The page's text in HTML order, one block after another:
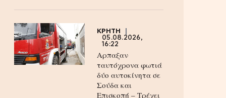
ΚΡΗΤΗ
05.08.2026,
16:22
Αρπαξαν
ταυτόχρονα φωτιά
δύο αυτοκίνητα σε
Σούδα και
Επισκοπή – Τρέχει